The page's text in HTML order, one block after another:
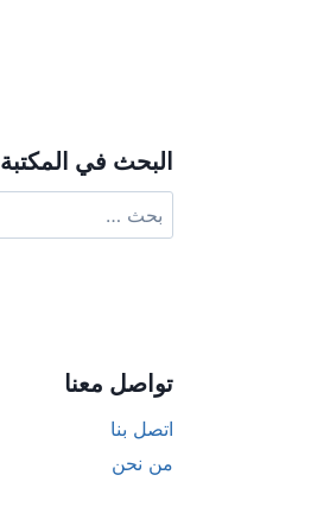
البحث في المكتبة
عن:
تواصل معنا
اتصل بنا
من نحن